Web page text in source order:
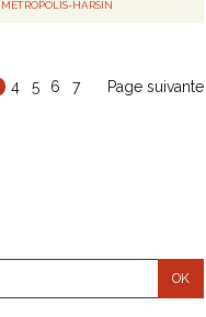
METROPOLIS-HARSIN
4 5 6 7 Page suivante